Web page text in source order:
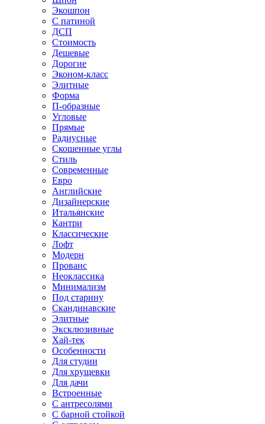
Экошпон
С патиной
ДСП
Стоимость
Дешевые
Дорогие
Эконом-класс
Элитные
Форма
П-образные
Угловые
Прямые
Радиусные
Скошенные углы
Стиль
Современные
Евро
Английские
Дизайнерские
Итальянские
Кантри
Классические
Лофт
Модерн
Прованс
Неоклассика
Минимализм
Под старину
Скандинавские
Элитные
Эксклюзивные
Хай-тек
Особенности
Для студии
Для хрущевки
Для дачи
Встроенные
С антресолями
С барной стойкой